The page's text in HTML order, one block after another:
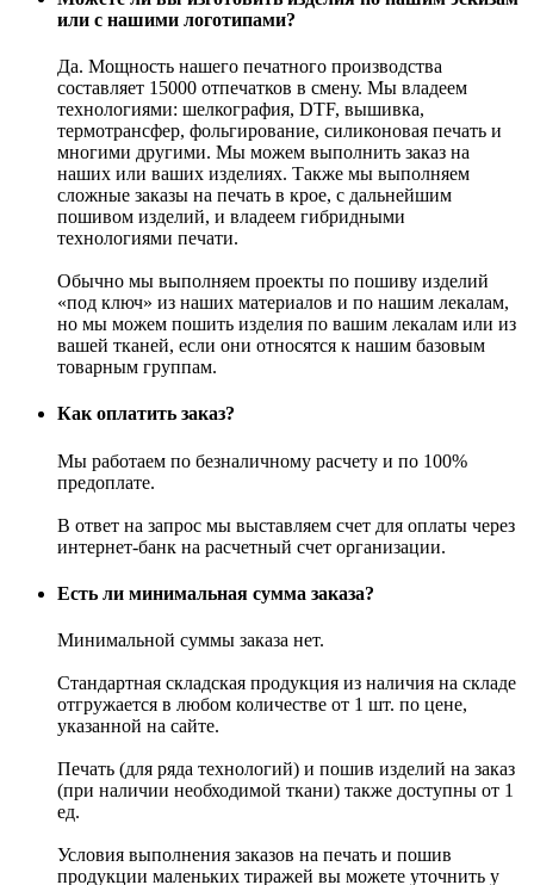
или с нашими логотипами?
Да. Мощность нашего печатного производства
составляет 15000 отпечатков в смену. Мы владеем
технологиями: шелкография, DTF, вышивка,
термотранcфер, фольгирование, силиконовая печать и
многими другими. Мы можем выполнить заказ на
наших или ваших изделиях. Также мы выполняем
сложные заказы на печать в крое, с дальнейшим
пошивом изделий, и владеем гибридными
технологиями печати.
Обычно мы выполняем проекты по пошиву изделий
«под ключ» из наших материалов и по нашим лекалам,
но мы можем пошить изделия по вашим лекалам или из
вашей тканей, если они относятся к нашим базовым
товарным группам.
Как оплатить заказ?
Мы работаем по безналичному расчету и по 100%
предоплате.
В ответ на запрос мы выставляем счет для оплаты через
интернет-банк на расчетный счет организации.
Есть ли минимальная сумма заказа?
Минимальной суммы заказа нет.
Стандартная складская продукция из наличия на складе
отгружается в любом количестве от 1 шт. по цене,
указанной на сайте.
Печать (для ряда технологий) и пошив изделий на заказ
(при наличии необходимой ткани) также доступны от 1
ед.
Условия выполнения заказов на печать и пошив
продукции маленьких тиражей вы можете уточнить у